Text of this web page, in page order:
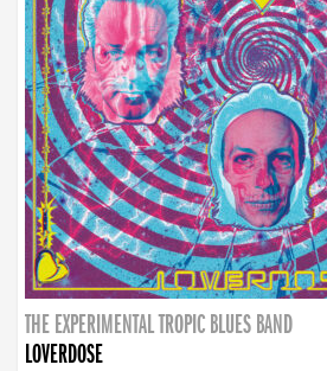
THE EXPERIMENTAL TROPIC BLUES BAND
LOVERDOSE